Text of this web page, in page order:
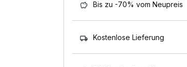
Bis zu -70% vom Neupreis
Kostenlose Lieferung